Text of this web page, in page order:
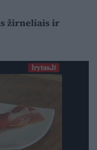
žirneliais ir